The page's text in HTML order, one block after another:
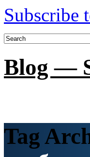
Subscribe
Blog —
Tag